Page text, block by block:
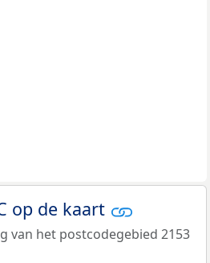
op de kaart
van het postcodegebied 2153